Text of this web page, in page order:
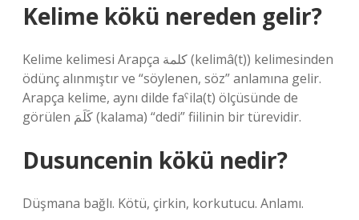
Kelime kökü nereden gelir?
Kelime kelimesi Arapça كلمة (kelimâ(t)) kelimesinden
ödünç alınmıştır ve “söylenen, söz” anlamına gelir.
Arapça kelime, aynı dilde faˁila(t) ölçüsünde de
görülen كَلَمَ (kalama) “dedi” fiilinin bir türevidir.
Dusuncenin kökü nedir?
Düşmana bağlı. Kötü, çirkin, korkutucu. Anlamı.